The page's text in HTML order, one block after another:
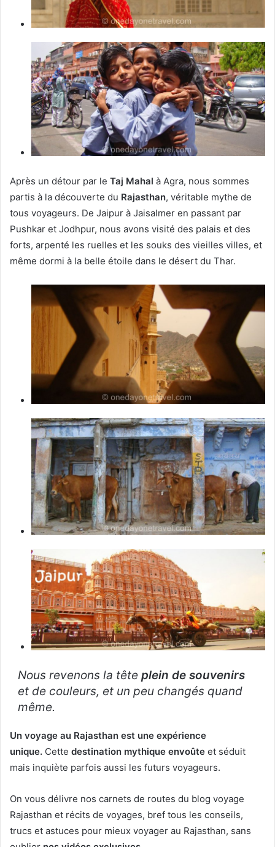
Après un détour par le Taj Mahal à Agra, nous sommes
partis à la découverte du Rajasthan, véritable mythe de
tous voyageurs. De Jaipur à Jaisalmer en passant par
Pushkar et Jodhpur, nous avons visité des palais et des
forts, arpenté les ruelles et les souks des vieilles villes, et
même dormi à la belle étoile dans le désert du Thar.
Nous revenons la tête plein de souvenirs
et de couleurs, et un peu changés quand
même.
Un voyage au Rajasthan est une expérience
unique. Cette destination mythique envoûte et séduit
mais inquiète parfois aussi les futurs voyageurs.
On vous délivre nos carnets de routes du blog voyage
Rajasthan et récits de voyages, bref tous les conseils,
trucs et astuces pour mieux voyager au Rajasthan, sans